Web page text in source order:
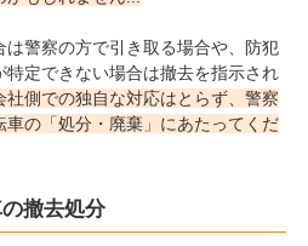
警察の方で引き取る場合や、防犯
定できない場合は撤去を指示され
社側での独自な対応はとらず、警察
車の「処分・廃棄」にあたってくだ
撤去処分